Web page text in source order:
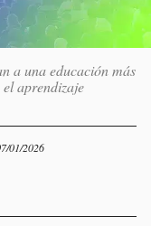
a una educación más
aprendizaje
01/2026